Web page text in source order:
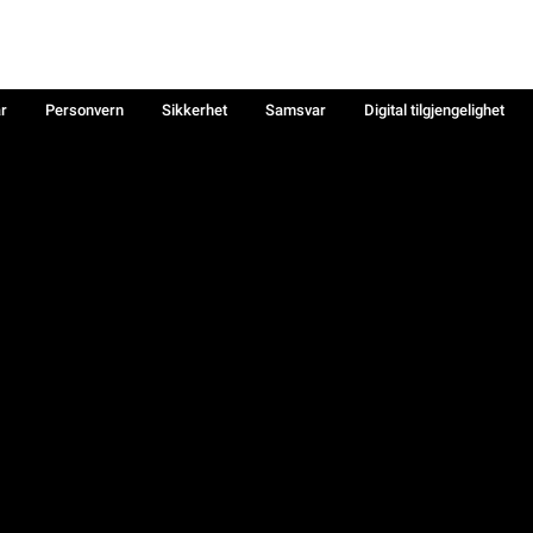
Personvern Sikkerhet Samsvar
Digital tilgjengelighet